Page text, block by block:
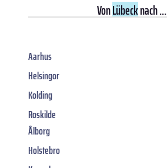
VonLübecknach ...
Aarhus
Helsingor
Kolding
Roskilde
Ålborg
Holstebro